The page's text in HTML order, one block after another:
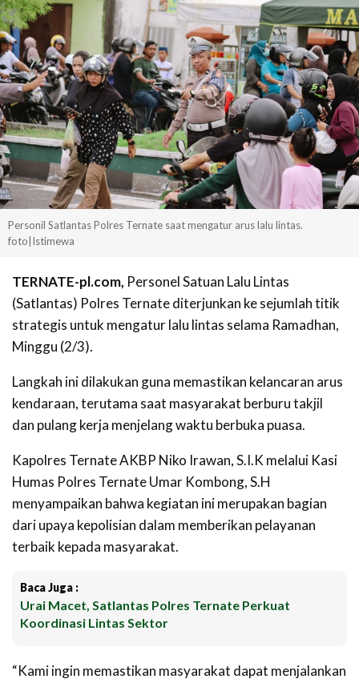
Personil Satlantas Polres Ternate saat mengatur arus lalu lintas.
foto|Istimewa
TERNATE-pl.com, Personel Satuan Lalu Lintas
(Satlantas) Polres Ternate diterjunkan ke sejumlah titik
strategis untuk mengatur lalu lintas selama Ramadhan,
Minggu (2/3).
Langkah ini dilakukan guna memastikan kelancaran arus
kendaraan, terutama saat masyarakat berburu takjil
dan pulang kerja menjelang waktu berbuka puasa.
Kapolres Ternate AKBP Niko Irawan, S.I.K melalui Kasi
Humas Polres Ternate Umar Kombong, S.H
menyampaikan bahwa kegiatan ini merupakan bagian
dari upaya kepolisian dalam memberikan pelayanan
terbaik kepada masyarakat.
Baca Juga :
Urai Macet, Satlantas Polres Ternate Perkuat
Koordinasi Lintas Sektor
“Kami ingin memastikan masyarakat dapat menjalankan